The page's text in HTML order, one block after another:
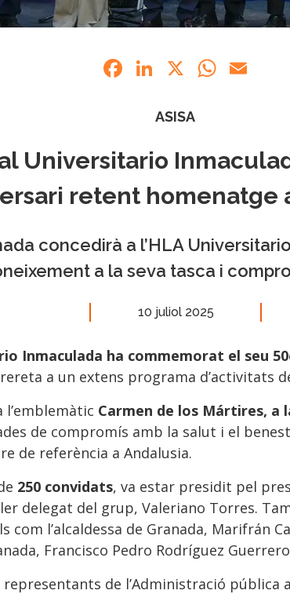
Facebook
LinkedIn
X
ASISA
Universitario
retent homenatge
concedirà a l’HLA
a la seva tasca i
10 juliol 2025
Inmaculada ha commemorat el seu
​​a un extens programa d’activitats
Carmen de los Mártires, a
de compromís amb la salut i el
de referència a Andalusia.
250 convidats, va estar presidit pel
delegat del grup, Valeriano Torres.
com l’alcaldessa de Granada, Marifrán
Francisco Pedro Rodríguez
de l’Administració pública